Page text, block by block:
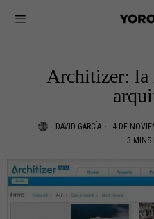
Architizer: la
DAVID GARCÍA 4 DE
3 MINS